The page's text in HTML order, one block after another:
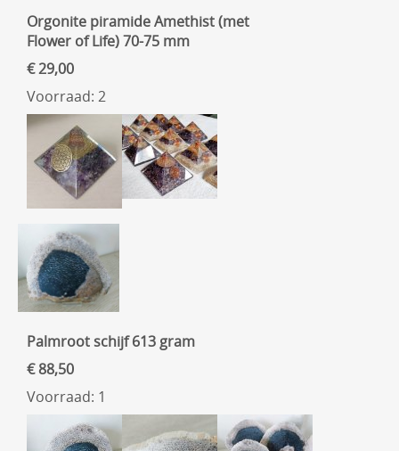
Orgonite piramide Amethist (met
Flower of Life) 70-75 mm
€ 29,00
Voorraad: 2
Palmroot schijf 613 gram
€ 88,50
Voorraad: 1